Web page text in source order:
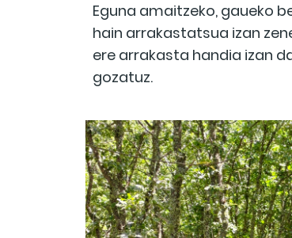
Eguna amaitzeko, gaueko
hain arrakastatsua izan
ere arrakasta handia izan
gozatuz.